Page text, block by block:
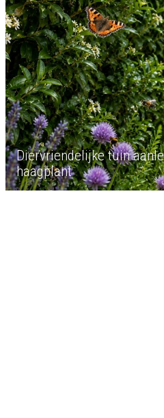
Diervriendelijke tuin
haagplant